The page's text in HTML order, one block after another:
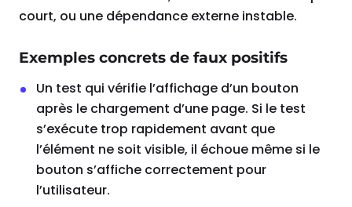
court, ou une dépendance externe instable.
Exemples concrets de faux positifs
Un test qui vérifie l’affichage d’un bouton
après le chargement d’une page. Si le test
s’exécute trop rapidement avant que
l’élément ne soit visible, il échoue même si le
bouton s’affiche correctement pour
l’utilisateur.